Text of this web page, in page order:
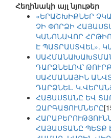
Հեղինակի այլ նյութեր
«ԵՐԱՇԽԻՔՆԵՐ
ՉԻ ՓՈՐՁԻ
ԿԱՆՈՆԱՎՈՐ
Է ՊԱՏՐԱՍՏՎԵԼ».
ԴԱՐՁՆԵԼՈՎ՝
ՍԱՀՄԱՆԱՅԻՆ
ԴԱՐՁՆԵԼ.
ՀԱՅԱՍՏԱՆԸ ԵՎ
ԶԱՐԳԱՑՈՒՄՆԵՐԸ
ՀԱՅԱՍՏԱՆԸ ՊԵՏՔ